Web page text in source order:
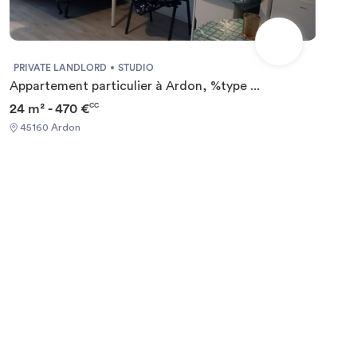
PRIVATE LANDLORD STUDIO
Appartement particulier à Ardon, %type ...
24 m² - 470 €CC
45160 Ardon